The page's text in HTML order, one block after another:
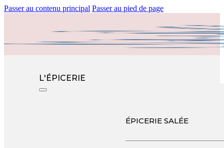
Passer au contenu principal Passer au pied de page
L'ÉPICERIE
ÉPICERIE SALÉE